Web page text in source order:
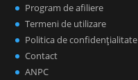
Program de afiliere
Termeni de utilizare
Politica de confidenţialitate
Contact
ANPC